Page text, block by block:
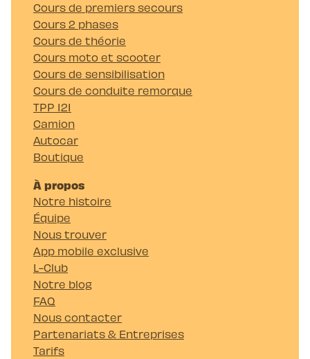
Cours de premiers secours
Cours 2 phases
Cours de théorie
Cours moto et scooter
Cours de sensibilisation
Cours de conduite remorque
TPP 121
Camion
Autocar
Boutique
À propos
Notre histoire
Équipe
Nous trouver
App mobile exclusive
L-Club
Notre blog
FAQ
Nous contacter
Partenariats & Entreprises
Tarifs